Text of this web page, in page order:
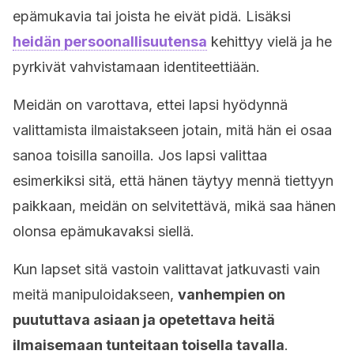
epämukavia tai joista he eivät pidä. Lisäksi
heidän persoonallisuutensa kehittyy vielä ja he
pyrkivät vahvistamaan identiteettiään.
Meidän on varottava, ettei lapsi hyödynnä
valittamista ilmaistakseen jotain, mitä hän ei osaa
sanoa toisilla sanoilla. Jos lapsi valittaa
esimerkiksi sitä, että hänen täytyy mennä tiettyyn
paikkaan, meidän on selvitettävä, mikä saa hänen
olonsa epämukavaksi siellä.
Kun lapset sitä vastoin valittavat jatkuvasti vain
meitä manipuloidakseen, vanhempien on
puututtava asiaan ja opetettava heitä
ilmaisemaan tunteitaan toisella tavalla.